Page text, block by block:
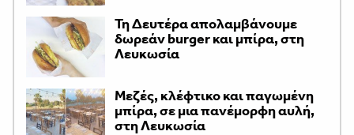
Τη Δευτέρα απολαμβάνουμε
δωρεάν burger και μπίρα, στη
Λευκωσία
Μεζές, κλέφτικο και παγωμένη
μπίρα, σε μια πανέμορφη αυλή,
στη Λευκωσία